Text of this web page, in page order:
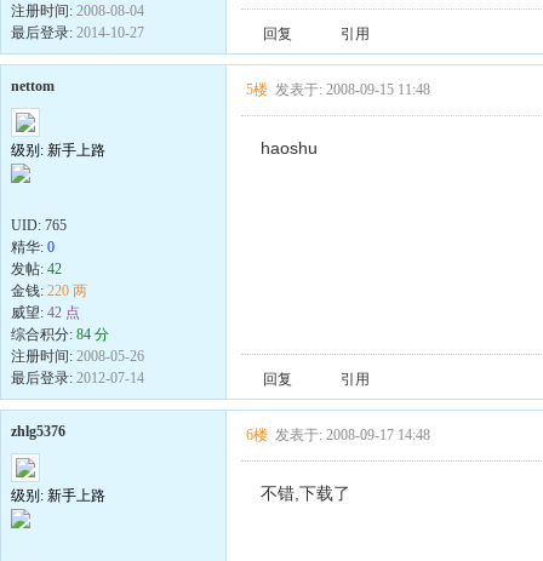
注册时间: 2008-08-04
最后登录: 2014-10-27 回复 引用
nettom
级别: 新手上路
UID: 765
精华: 0
发帖: 42
金钱: 220 两
威望: 42 点
综合积分: 84 分
注册时间: 2008-05-26
最后登录: 2012-07-14
5楼 发表于: 2008-09-15 11:48
haoshu
回复 引用
zhlg5376
级别: 新手上路
6楼 发表于: 2008-09-17 14:48
不错,下载了